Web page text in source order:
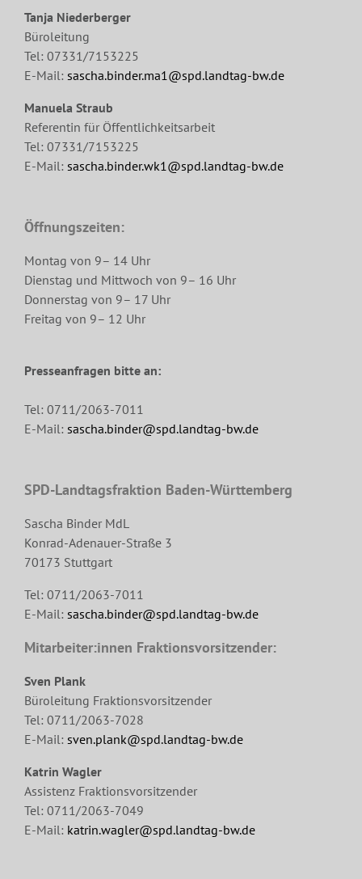
Tanja Niederberger
Büroleitung
Tel: 07331/7153225
E-Mail: sascha.binder.ma1@spd.landtag-bw.de
Manuela Straub
Referentin für Öffentlichkeitsarbeit
Tel: 07331/7153225
E-Mail: sascha.binder.wk1@spd.landtag-bw.de
Öffnungszeiten:
Montag von 9– 14 Uhr
Dienstag und Mittwoch von 9– 16 Uhr
Donnerstag von 9– 17 Uhr
Freitag von 9– 12 Uhr
Presseanfragen bitte an:
Tel: 0711/2063-7011
E-Mail: sascha.binder@spd.landtag-bw.de
SPD-Landtagsfraktion Baden-Württemberg
Sascha Binder MdL
Konrad-Adenauer-Straße 3
70173 Stuttgart
Tel: 0711/2063-7011
E-Mail: sascha.binder@spd.landtag-bw.de
Mitarbeiter:innen Fraktionsvorsitzender:
Sven Plank
Büroleitung Fraktionsvorsitzender
Tel: 0711/2063-7028
E-Mail: sven.plank@spd.landtag-bw.de
Katrin Wagler
Assistenz Fraktionsvorsitzender
Tel: 0711/2063-7049
E-Mail: katrin.wagler@spd.landtag-bw.de